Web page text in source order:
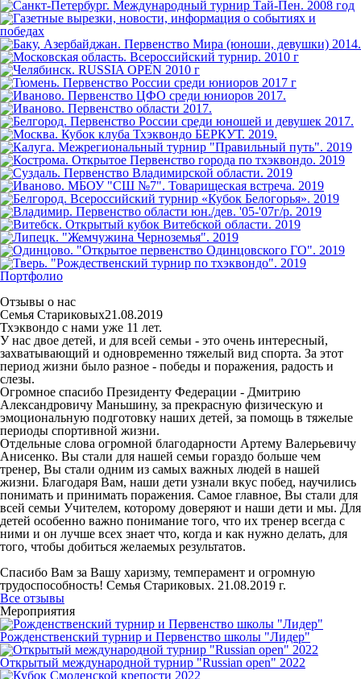
Портфолио
Отзывы о нас
Семья Стариковых21.08.2019
Тхэквондо с нами уже 11 лет.
У нас двое детей, и для всей семьи - это очень интересный,
захватывающий и одновременно тяжелый вид спорта. За этот
период жизни было разное - победы и поражения, радость и
слезы.
Огромное спасибо Президенту Федерации - Дмитрию
Александровичу Маньшину, за прекрасную физическую и
эмоциональную подготовку наших детей, за помощь в тяжелые
периоды спортивной жизни.
Отдельные слова огромной благодарности Артему Валерьевичу
Анисенко. Вы стали для нашей семьи гораздо больше чем
тренер, Вы стали одним из самых важных людей в нашей
жизни. Благодаря Вам, наши дети узнали вкус побед, научились
понимать и принимать поражения. Самое главное, Вы стали для
всей семьи Учителем, которому доверяют и наши дети и мы. Для
детей особенно важно понимание того, что их тренер всегда с
ними и он лучше всех знает что, когда и как нужно делать, для
того, чтобы добиться желаемых результатов.
Спасибо Вам за Вашу харизму, темперамент и огромную
трудоспособность! Семья Стариковых. 21.08.2019 г.
Все отзывы
Мероприятия
Рожденственский турнир и Первенство школы "Лидер"
Открытый международной турнир "Russian open" 2022